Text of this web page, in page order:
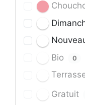
Bio 0
Gratuit